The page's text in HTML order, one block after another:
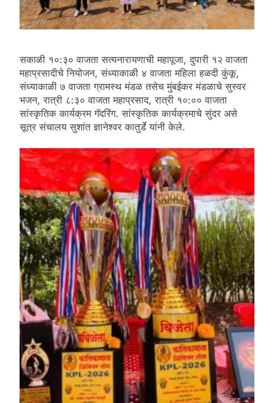
सकाळी १०:३० वाजता सत्यनारायणाची महापूजा, दुपारी १२ वाजता
महाप्रसादीचे नियोजन, संध्याकाळी ४ वाजता महिला हळदी कुंकू,
संध्याकाळी ७ वाजता ग्रामस्थ मंडळ तसेच मुंबईकर मंडळाचे सुस्वर
भजन, रात्री ८:३० वाजता महाप्रसाद, रात्री १०:०० वाजता
सांस्कृतिक कार्यक्रम गॅदरिंग. सांस्कृतिक कार्यक्रमाचे सुंदर असे
सूत्र संचालय सुशांत ज्ञानेश्वर कातुर्डे यांनी केले.